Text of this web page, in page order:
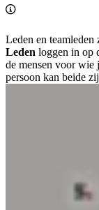
Leden en
Leden loggen in op
de mensen voor wie
persoon kan beide